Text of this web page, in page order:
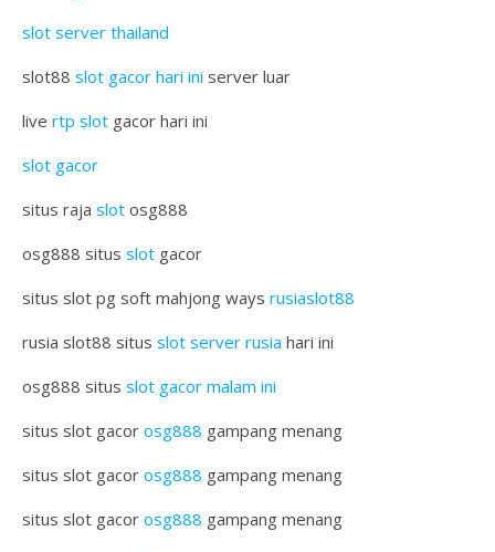
slot server thailand
slot88 slot gacor hari ini server luar
live rtp slot gacor hari ini
slot gacor
situs raja slot osg888
osg888 situs slot gacor
situs slot pg soft mahjong ways rusiaslot88
rusia slot88 situs slot server rusia hari ini
osg888 situs slot gacor malam ini
situs slot gacor osg888 gampang menang
situs slot gacor osg888 gampang menang
situs slot gacor osg888 gampang menang